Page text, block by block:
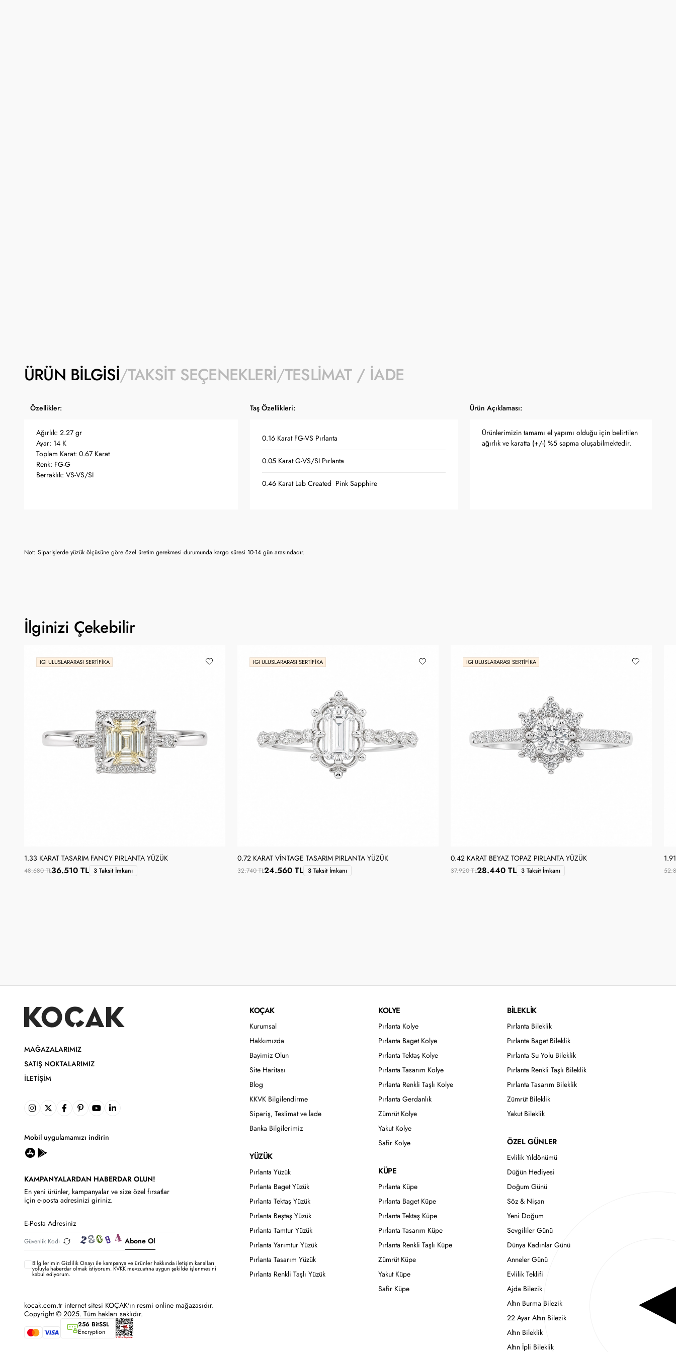
ÜRÜN BILGISI TAKSIT SEÇENEKLERI TESLIMAT / İADE
Özellikler: Taş Özellikleri: Ürün Açıklaması:
Ağırlık: 2.27 gr
Ayar: 14 K
Toplam Karat: 0.67 Karat
Renk: FG-G
Berraklık: VS-VS/SI
0.16 Karat FG-VS Pırlanta
0.05 Karat G-VS/SI Pırlanta
0.46 Karat Lab Created Pink Sapphire
Ürünlerimizin tamamı el yapımı olduğu için belirtilen
ağırlık ve karatta (+/-) %5 sapma oluşabilmektedir.
Not: Siparişlerde yüzük ölçüsüne göre özel üretim gerekmesi durumunda kargo süresi 10-14 gün arasındadır.
İlginizi Çekebilir
IGI ULUSLARARASI SERTIFIKA
1.33 KARAT TASARIM FANCY PIRLANTA YÜZÜK
48.680 TL36.510 TL 3 Taksit İmkanı
IGI ULUSLARARASI SERTIFIKA
0.72 KARAT VINTAGE TASARIM PIRLANTA YÜZÜK
32.740 TL24.560 TL 3 Taksit İmkanı
IGI ULUSLARARASI SERTIFIKA
0.42 KARAT BEYAZ TOPAZ PIRLANTA YÜZÜK
37.920 TL28.440 TL 3 Taksit İmkanı
MAĞAZALARIMIZ
SATIŞ NOKTALARIMIZ
İLETIŞIM
Mobil uygulamamızı indirin
KAMPANYALARDAN HABERDAR OLUN!
En yeni ürünler, kampanyalar ve size özel fırsatlar
için e-posta adresinizi giriniz.
Abone Ol
Bilgilerimin Gizlilik Onayı ile kampanya ve ürünler hakkında iletişim kanalları
yoluyla haberdar olmak istiyorum.KVKK mevzuatına uygun şekilde işlenmesini
kabul ediyorum.
kocak.com.tr internet sitesi KOÇAK'ın resmi online mağazasıdır.
Copyright © 2025. Tüm hakları saklıdır.
256 BitSSL
Encryption
KOÇAK
Kurumsal
Hakkımızda
Bayimiz Olun
Site Haritası
Blog
KKVK Bilgilendirme
Sipariş, Teslimat ve İade
Banka Bilgilerimiz
YÜZÜK
Pırlanta Yüzük
Pırlanta Baget Yüzük
Pırlanta Tektaş Yüzük
Pırlanta Beştaş Yüzük
Pırlanta Tamtur Yüzük
Pırlanta Yarımtur Yüzük
Pırlanta Tasarım Yüzük
Pırlanta Renkli Taşlı Yüzük
KOLYE
Pırlanta Kolye
Pırlanta Baget Kolye
Pırlanta Tektaş Kolye
Pırlanta Tasarım Kolye
Pırlanta Renkli Taşlı Kolye
Pırlanta Gerdanlık
Zümrüt Kolye
Yakut Kolye
Safir Kolye
KÜPE
Pırlanta Küpe
Pırlanta Baget Küpe
Pırlanta Tektaş Küpe
Pırlanta Tasarım Küpe
Pırlanta Renkli Taşlı Küpe
Zümrüt Küpe
Yakut Küpe
Safir Küpe
BİLEKLİK
Pırlanta Bileklik
Pırlanta Baget Bileklik
Pırlanta Su Yolu Bileklik
Pırlanta Renkli Taşlı Bileklik
Pırlanta Tasarım Bileklik
Zümrüt Bileklik
Yakut Bileklik
ÖZEL GÜNLER
Evlilik Yıldönümü
Düğün Hediyesi
Doğum Günü
Söz & Nişan
Yeni Doğum
Sevgililer Günü
Dünya Kadınlar Günü
Anneler Günü
Evlilik Teklifi
Ajda Bilezik
Altın Burma Bilezik
22 Ayar Altın Bilezik
Altın Bileklik
Altın İpli Bileklik